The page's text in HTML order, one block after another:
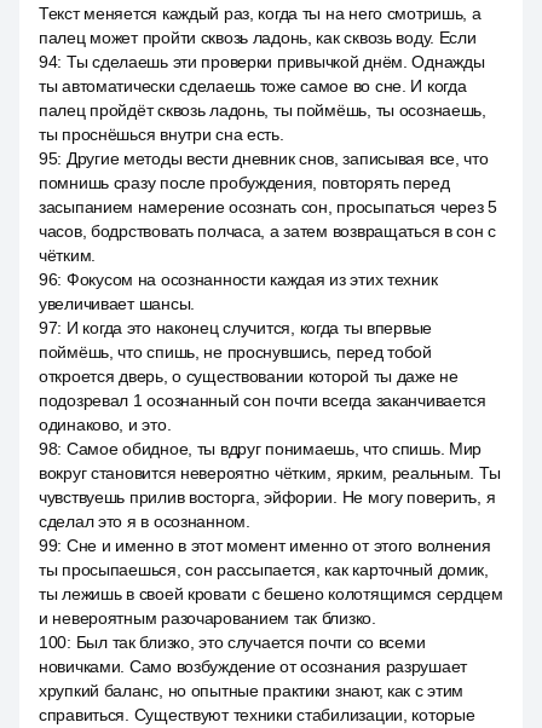
Текст меняется каждый раз, когда ты на него смотришь, а
палец может пройти сквозь ладонь, как сквозь воду. Если
94: Ты сделаешь эти проверки привычкой днём. Однажды
ты автоматически сделаешь тоже самое во сне. И когда
палец пройдёт сквозь ладонь, ты поймёшь, ты осознаешь,
ты проснёшься внутри сна есть.
95: Другие методы вести дневник снов, записывая все, что
помнишь сразу после пробуждения, повторять перед
засыпанием намерение осознать сон, просыпаться через 5
часов, бодрствовать полчаса, а затем возвращаться в сон с
чётким.
96: Фокусом на осознанности каждая из этих техник
увеличивает шансы.
97: И когда это наконец случится, когда ты впервые
поймёшь, что спишь, не проснувшись, перед тобой
откроется дверь, о существовании которой ты даже не
подозревал 1 осознанный сон почти всегда заканчивается
одинаково, и это.
98: Самое обидное, ты вдруг понимаешь, что спишь. Мир
вокруг становится невероятно чётким, ярким, реальным. Ты
чувствуешь прилив восторга, эйфории. Не могу поверить, я
сделал это я в осознанном.
99: Сне и именно в этот момент именно от этого волнения
ты просыпаешься, сон рассыпается, как карточный домик,
ты лежишь в своей кровати с бешено колотящимся сердцем
и невероятным разочарованием так близко.
100: Был так близко, это случается почти со всеми
новичками. Само возбуждение от осознания разрушает
хрупкий баланс, но опытные практики знают, как с этим
справиться. Существуют техники стабилизации, которые